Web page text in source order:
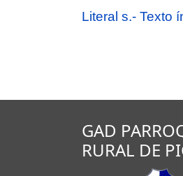
Literal s.- Texto
GAD
RURAL DE